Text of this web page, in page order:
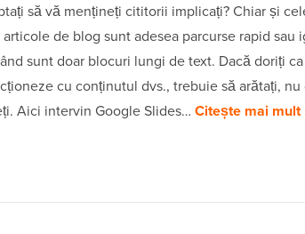
să vă mențineți cititorii implicați? Chiar și
articole de blog sunt adesea parcurse rapid sau
sunt doar blocuri lungi de text. Dacă doriți
cu conținutul dvs., trebuie să arătați, nu
Aici intervin Google Slides… Citește mai mult